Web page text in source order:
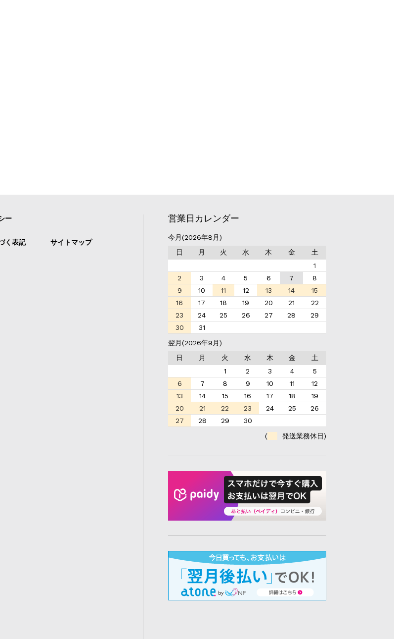
営業日カレンダー
今月(2026年8月)
日
月 火 水 木 金
土
1
2
3 4 5 6 7
8
9
10 11 12 13 14
15
16
17 18 19 20 21
22
23
24 25 26 27 28
29
30
31
翌月(2026年9月)
日
月 火 水 木 金
土
1
2 3 4
5
6
7 8 9 10 11
12
13
14 15 16 17 18
19
20
21 22 23 24 25
26
27
28 29
30
(
発送業務休日)
ー
く表記 サイトマップ